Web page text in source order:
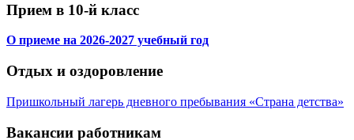
Прием в 10-й класс
О приеме на 2026-2027 учебный год
Отдых и оздоровление
Пришкольный лагерь дневного пребывания «Страна детства»
Вакансии работникам